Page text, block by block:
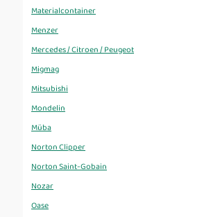
Materialcontainer
Menzer
Mercedes / Citroen / Peugeot
Migmag
Mitsubishi
Mondelin
Müba
Norton Clipper
Norton Saint-Gobain
Nozar
Oase